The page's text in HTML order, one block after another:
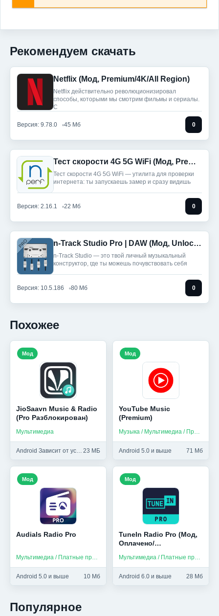
Рекомендуем скачать
Netflix (Мод, Premium/4K/All Region)
Netflix действительно революционизировал
способы, которыми мы смотрим фильмы и сериалы.
С
Версия: 9.78.0 45 Мб 0
Тест скорости 4G 5G WiFi (Мод, Premium Unlocked)
Тест скорости 4G 5G WiFi — утилита для проверки
интернета: ты запускаешь замер и сразу видишь
Версия: 2.16.1 22 Мб 0
n-Track Studio Pro | DAW (Мод, Unlocked)
n-Track Studio — это твой личный музыкальный
конструктор, где ты можешь почувствовать себя
Версия: 10.5.186 80 Мб 0
Похожее
JioSaavn Music & Radio
(Pro Разблокирован)
Мультимедиа
Android Зависит от устройства и выше 23 МБ
Мод
YouTube Music
(Premium)
Музыка / Мультимедиа / Приложения на русском
Android 5.0 и выше 71 Мб
Мод
Audials Radio Pro
Мультимедиа / Платные приложения
Android 5.0 и выше 10 Мб
Мод
TuneIn Radio Pro (Мод,
Оплачено/
Мультимедиа / Платные приложения
Android 6.0 и выше 28 Мб
Мод
Популярное